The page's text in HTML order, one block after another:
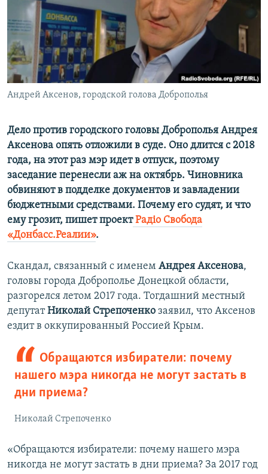
ПОБЕДИТЕЛЕЙ НЕ СУДЯТ?
КРЫМ.НЕПОКОРЕННЫЙ
ELIFBE
УКРАИНСКАЯ ПРОБЛЕМА КРЫМА
ПРИСОЕДИНЯЙТЕСЬ!
Все сайты RFE/RL
Андрей Аксенов, городской голова Доброполья
Дело против городского головы Доброполья Андрея
Аксенова опять отложили в суде. Оно длится с 2018
года, на этот раз мэр идет в отпуск, поэтому
заседание перенесли аж на октябрь. Чиновника
обвиняют в подделке документов и завладении
бюджетными средствами. Почему его судят, и что
ему грозит, пишет проектРадіо Свобода
«Донбасс.Реалии».
Скандал, связанный с именем Андрея Аксенова,
головы города Доброполье Донецкой области,
разгорелся летом 2017 года. Тогдашний местный
депутатНиколай Стрепоченко заявил, что Аксенов
ездит в оккупированный Россией Крым.
Обращаются избиратели: почему
нашего мэра никогда не могут застать в
дни приема?
Николай Стрепоченко
«Обращаются избиратели: почему нашего мэра
никогда не могут застать в дни приема? За 2017 год